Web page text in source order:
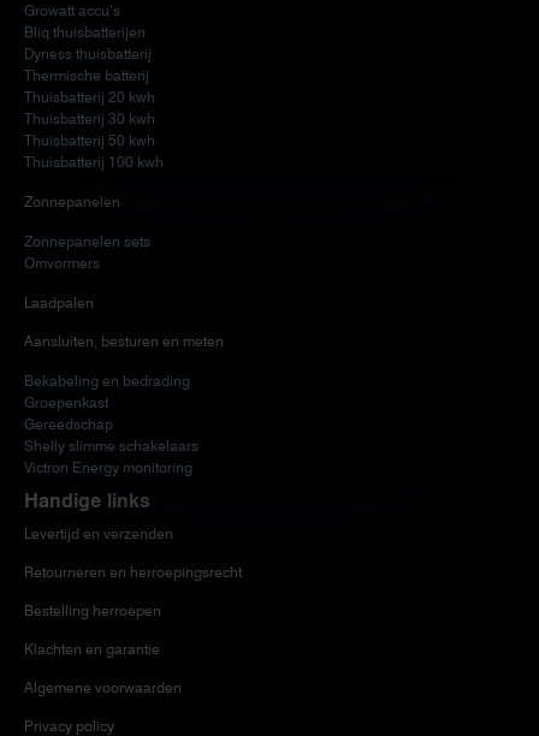
Growatt accu’s
Bliq thuisbatterijen
Dyness thuisbatterij
Thermische batterij
Thuisbatterij 20 kwh
Thuisbatterij 30 kwh
Thuisbatterij 50 kwh
Thuisbatterij 100 kwh
Zonnepanelen
Zonnepanelen sets
Omvormers
Laadpalen
Aansluiten, besturen en meten
Bekabeling en bedrading
Groepenkast
Gereedschap
Shelly slimme schakelaars
Victron Energy monitoring
Handige links
Levertijd en verzenden
Retourneren en herroepingsrecht
Bestelling herroepen
Klachten en garantie
Algemene voorwaarden
Privacy policy